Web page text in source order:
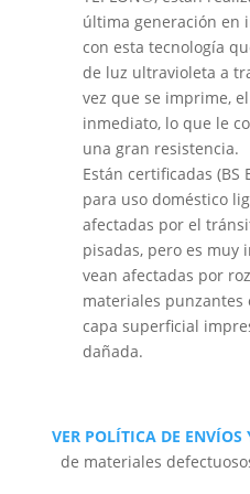
última generación en
con esta tecnología
de luz ultravioleta a
vez que se imprime,
inmediato, lo que le
una gran resistencia.
Están certificadas (BS
para uso doméstico
afectadas por el
pisadas, pero es muy
vean afectadas por
materiales punzantes
capa superficial
dañada.
VER POLÍTICA DE ENVÍOS
de materiales